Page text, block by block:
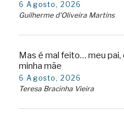
6 Agosto, 2026
Guilherme d'Oliveira Martins
Mas é mal feito… meu
minha mãe
6 Agosto, 2026
Teresa Bracinha Vieira